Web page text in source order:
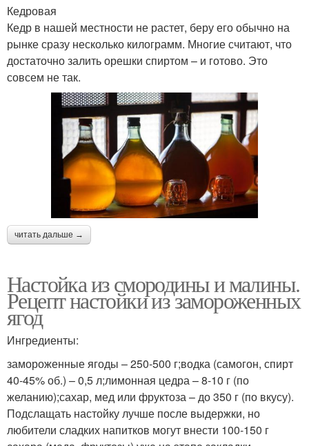
Кедровая
Кедр в нашей местности не растет, беру его обычно на
рынке сразу несколько килограмм. Многие считают, что
достаточно залить орешки спиртом – и готово. Это
совсем не так.
читать дальше →
Настойка из смородины и малины.
Рецепт настойки из замороженных
ягод
Ингредиенты:
замороженные ягоды – 250-500 г;водка (самогон, спирт
40-45% об.) – 0,5 л;лимонная цедра – 8-10 г (по
желанию);сахар, мед или фруктоза – до 350 г (по вкусу).
Подслащать настойку лучше после выдержки, но
любители сладких напитков могут внести 100-150 г